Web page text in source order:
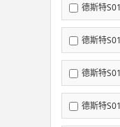
德斯特
德斯特
德斯特
德斯特